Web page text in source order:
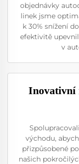
objednávky
linek jsme
k 30% snížení
efektivitě
v
Inovativní
východu,
přizpůsobené
našich